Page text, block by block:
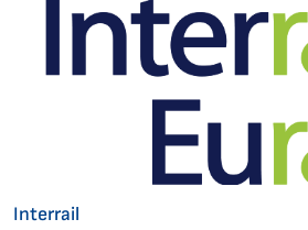
Interrail